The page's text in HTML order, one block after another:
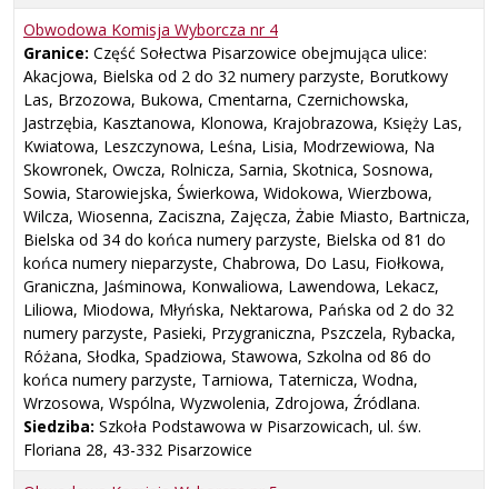
Obwodowa Komisja Wyborcza nr 4
Granice: Część Sołectwa Pisarzowice obejmująca ulice:
Akacjowa, Bielska od 2 do 32 numery parzyste, Borutkowy
Las, Brzozowa, Bukowa, Cmentarna, Czernichowska,
Jastrzębia, Kasztanowa, Klonowa, Krajobrazowa, Księży Las,
Kwiatowa, Leszczynowa, Leśna, Lisia, Modrzewiowa, Na
Skowronek, Owcza, Rolnicza, Sarnia, Skotnica, Sosnowa,
Sowia, Starowiejska, Świerkowa, Widokowa, Wierzbowa,
Wilcza, Wiosenna, Zaciszna, Zajęcza, Żabie Miasto, Bartnicza,
Bielska od 34 do końca numery parzyste, Bielska od 81 do
końca numery nieparzyste, Chabrowa, Do Lasu, Fiołkowa,
Graniczna, Jaśminowa, Konwaliowa, Lawendowa, Lekacz,
Liliowa, Miodowa, Młyńska, Nektarowa, Pańska od 2 do 32
numery parzyste, Pasieki, Przygraniczna, Pszczela, Rybacka,
Różana, Słodka, Spadziowa, Stawowa, Szkolna od 86 do
końca numery parzyste, Tarniowa, Taternicza, Wodna,
Wrzosowa, Wspólna, Wyzwolenia, Zdrojowa, Źródlana.
Siedziba: Szkoła Podstawowa w Pisarzowicach, ul. św.
Floriana 28, 43-332 Pisarzowice